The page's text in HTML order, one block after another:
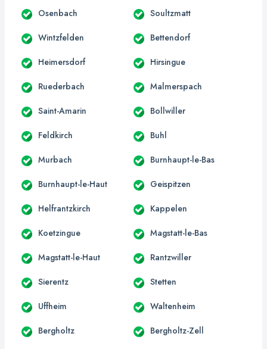
Osenbach Soultzmatt
Wintzfelden Bettendorf
Heimersdorf Hirsingue
Ruederbach Malmerspach
Saint-Amarin Bollwiller
Feldkirch Buhl
Murbach Burnhaupt-le-Bas
Burnhaupt-le-Haut Geispitzen
Helfrantzkirch Kappelen
Koetzingue Magstatt-le-Bas
Magstatt-le-Haut Rantzwiller
Sierentz Stetten
Uffheim Waltenheim
Bergholtz Bergholtz-Zell